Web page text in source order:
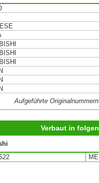
Aufgeführte
Verbaut in